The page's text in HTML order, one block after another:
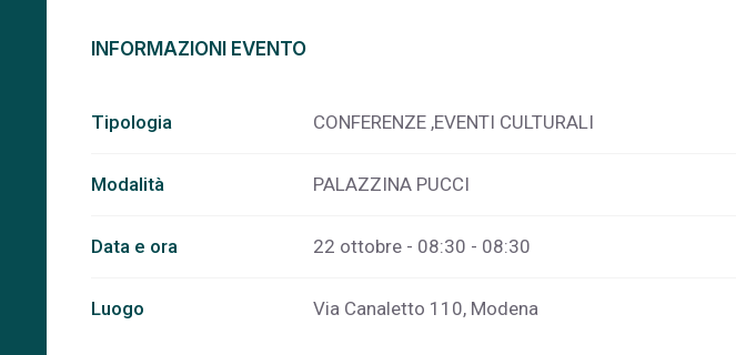
INFORMAZIONI EVENTO
Tipologia CONFERENZE ,EVENTI CULTURALI
Modalità PALAZZINA PUCCI
Data e ora 22 ottobre - 08:30 - 08:30
Luogo Via Canaletto 110, Modena